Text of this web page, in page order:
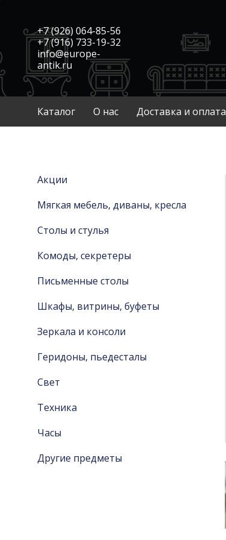
+7 (926) 064-85-56
+7 (916) 733-19-32
info@europe-
antik.ru
Каталог О нас Доставка и оплата
Акции
Мягкая мебель, диваны, кресла
Столы и стулья
Комоды, секретеры
Письменные столы
Шкафы, витрины, буфеты
Зеркала и консоли
Геридоны, пьедесталы
Свет
Техника
Часы
Другие предметы